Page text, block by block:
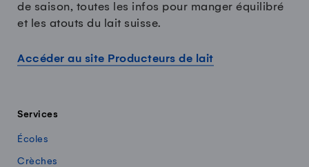
de saison, toutes les infos pour manger équilibré
et les atouts du lait suisse.
Accéder au site Producteurs de lait
Services
Écoles
Crèches